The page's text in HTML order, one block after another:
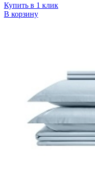
Купить в 1 клик
В корзину